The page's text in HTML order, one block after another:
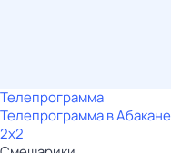
Телепрограмма
Телепрограмма в Абакане
2x2